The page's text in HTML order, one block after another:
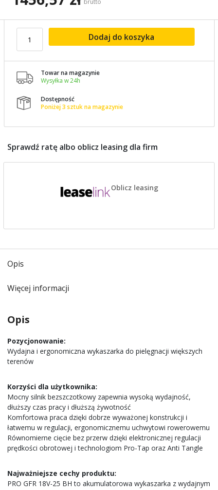
brutto
Dodaj do koszyka

Towar na magazynie
Wysyłka w 24h

Dostępność
Poniżej 3 sztuk na magazynie
Sprawdź ratę albo oblicz leasing dla firm
Oblicz leasing
Opis
Więcej informacji
Opis
Pozycjonowanie:
Wydajna i ergonomiczna wykaszarka do pielęgnacji większych
terenów
Korzyści dla użytkownika:
Mocny silnik bezszczotkowy zapewnia wysoką wydajność,
dłuższy czas pracy i dłuższą żywotność
Komfortowa praca dzięki dobrze wyważonej konstrukcji i
łatwemu w regulacji, ergonomicznemu uchwytowi rowerowemu
Równomierne cięcie bez przerw dzięki elektronicznej regulacji
prędkości obrotowej i technologiom Pro-Tap oraz Anti Tangle
Najważniejsze cechy produktu:
PRO GFR 18V-25 BH to akumulatorowa wykaszarka z wydajnym